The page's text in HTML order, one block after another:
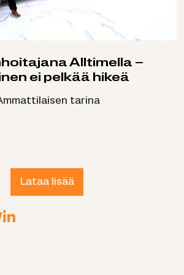
All­ti­mel­la –
ei pel­kää hikeä
ta­ri­na
Lataa lisää